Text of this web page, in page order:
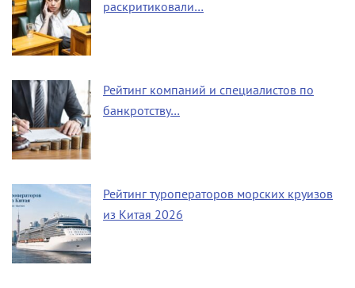
раскритиковали…
Рейтинг компаний и специалистов по
банкротству…
Рейтинг туроператоров морских круизов
из Китая 2026